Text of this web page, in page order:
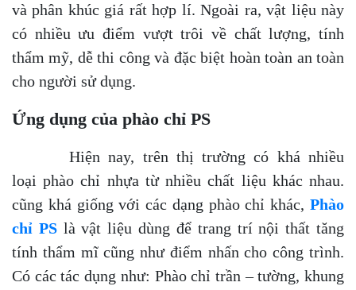
và phân khúc giá rất hợp lí. Ngoài ra, vật liệu này
có nhiều ưu điểm vượt trôi về chất lượng, tính
thẩm mỹ, dễ thi công và đặc biệt hoàn toàn an toàn
cho người sử dụng.
Ứng dụng của phào chỉ PS
Hiện nay, trên thị trường có khá nhiều
loại phào chỉ nhựa từ nhiều chất liệu khác nhau.
cũng khá giống với các dạng phào chỉ khác, Phào
chỉ PSlà vật liệu dùng để trang trí nội thất tăng
tính thẩm mĩ cũng như điểm nhấn cho công trình.
Có các tác dụng như: Phào chỉ trần – tường, khung